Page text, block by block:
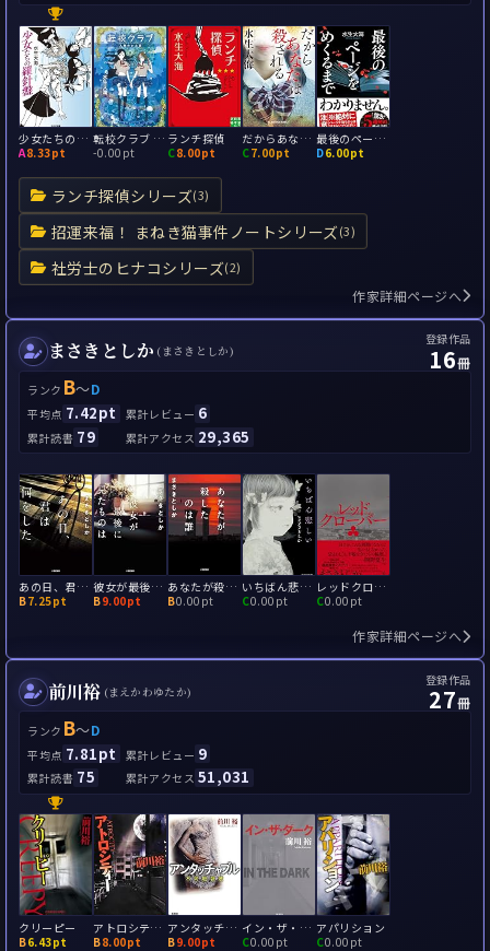
ランチ探偵シリーズ(3)
招運来福！ まねき猫事件ノートシリーズ(3)
社労士のヒナコシリーズ(2)
少女たちの羅針盤
A8.33pt
転校クラブ 人魚のいた夏
-0.00pt
ランチ探偵
C8.00pt
だからあなたは殺される
C7.00pt
最後のページをめくるまで
D6.00pt
作家詳細ページへ
まさきとしか (まさきとしか)
登録作品
16冊
ランク B～D
平均点 7.42pt 累計レビュー 6
累計読書 79 累計アクセス 29,365
あの日、君は何をした
B7.25pt
彼女が最後に見たものは
B9.00pt
あなたが殺したのは誰
B0.00pt
いちばん悲しい
C0.00pt
レッドクローバー
C0.00pt
作家詳細ページへ
前川裕 (まえかわゆたか)
登録作品
27冊
ランク B～D
平均点 7.81pt 累計レビュー 9
累計読書 75 累計アクセス 51,031
クリーピー
B6.43pt
アトロシティー
B8.00pt
アンタッチャブル: 不可触領域
B9.00pt
イン・ザ・ダーク
C0.00pt
アパリション
C0.00pt